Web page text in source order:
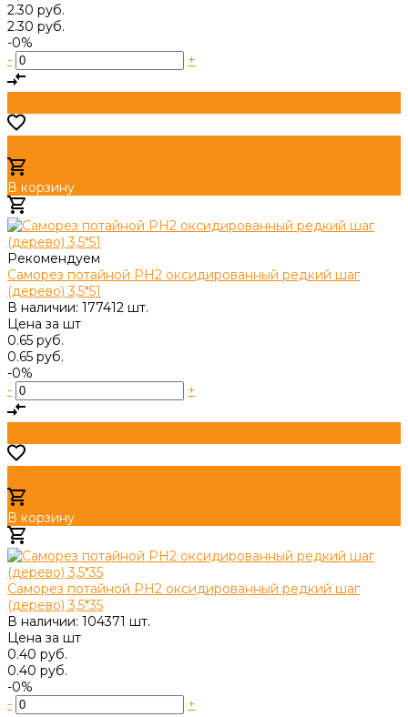
2.30 руб.
2.30 руб.
-0%
-
+
В корзину
Рекомендуем
Саморез потайной PH2 оксидированный редкий шаг
(дерево) 3,5*51
В наличии: 177412 шт.
Цена за шт
0.65 руб.
0.65 руб.
-0%
-
+
В корзину
Саморез потайной PH2 оксидированный редкий шаг
(дерево) 3,5*35
В наличии: 104371 шт.
Цена за шт
0.40 руб.
0.40 руб.
-0%
-
+